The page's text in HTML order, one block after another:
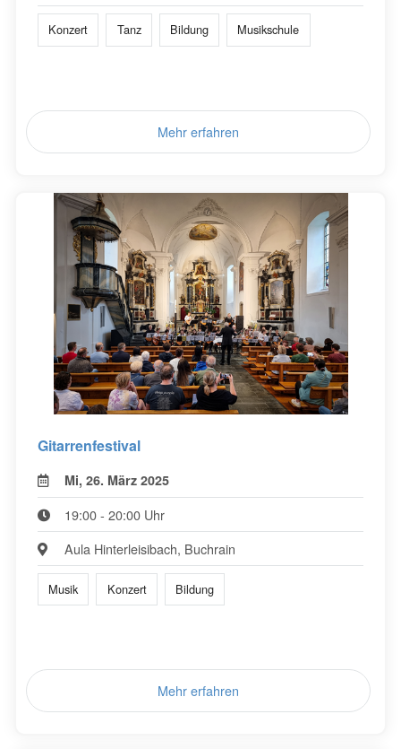
Konzert Tanz Bildung Musikschule
Mehr erfahren
Gitarrenfestival
Mi, 26. März 2025
19:00 - 20:00 Uhr
Aula Hinterleisibach, Buchrain
Musik Konzert Bildung
Mehr erfahren